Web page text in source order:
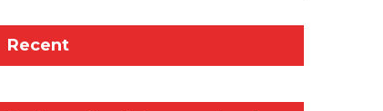
Recent